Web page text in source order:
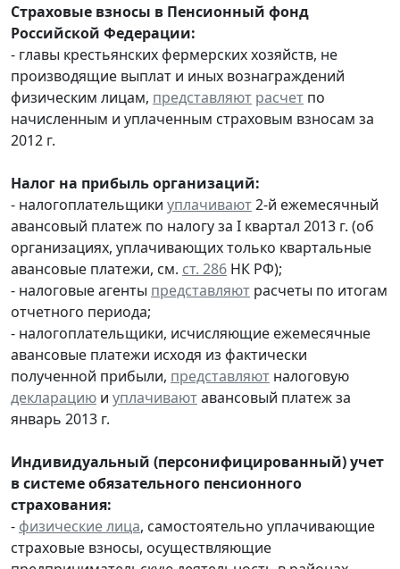
Страховые взносы в Пенсионный фонд
Российской Федерации:
- главы крестьянских фермерских хозяйств, не
производящие выплат и иных вознаграждений
физическим лицам, представляют расчет по
начисленным и уплаченным страховым взносам за
2012 г.
Налог на прибыль организаций:
- налогоплательщики уплачивают2-й ежемесячный
авансовый платеж по налогу за I квартал 2013 г. (об
организациях, уплачивающих только квартальные
авансовые платежи, см. ст. 286 НК РФ);
- налоговые агенты представляют расчеты по итогам
отчетного периода;
- налогоплательщики, исчисляющие ежемесячные
авансовые платежи исходя из фактически
полученной прибыли, представляют налоговую
декларацию и уплачиваютавансовый платеж за
январь 2013 г.
Индивидуальный (персонифицированный) учет
в системе обязательного пенсионного
страхования:
- физические лица, самостоятельно уплачивающие
страховые взносы, осуществляющие